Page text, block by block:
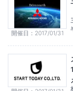
開催日 2017/01/31